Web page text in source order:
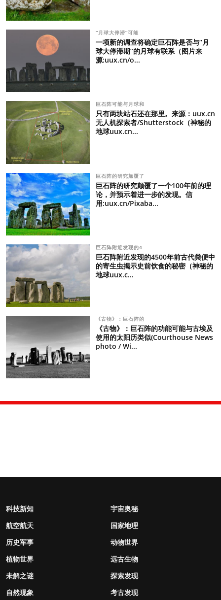
“月球大停滞”可能
一项新的调查将确定巨石阵是否与“月
球大停滞期”的月球有联系（图片来
源:uux.cn/o...
巨石阵可能与月球和
只有两块站石还在那里。来源：uux.cn
无人机探索者/Shutterstock（神秘的
地球uux.cn...
巨石阵的研究颠覆了
巨石阵的研究颠覆了一个100年前的理
论，并预示着进一步的发现。信
用:uux.cn/Pixaba...
巨石阵附近发现的4
巨石阵附近发现的4500年前古代粪便中
的寄生虫揭示史前饮食的秘密（神秘的
地球uux.c...
《古物》：巨石阵的
《古物》：巨石阵的功能可能与古埃及
使用的太阳历类似(Courthouse News
photo / Wi...
科技新知
宇宙奥秘
航空航天
国家地理
历史军事
动物世界
植物世界
远古生物
未解之谜
探索发现
自然现象
考古发现